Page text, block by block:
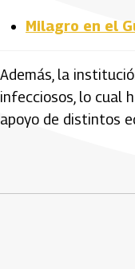
Milagro en el
Además, la
infecciosos, lo cual
apoyo de distintos